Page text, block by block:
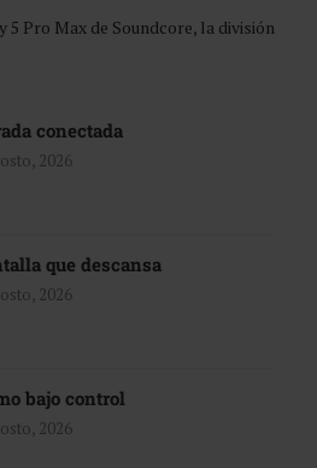
Pro Max de Soundcore, la división
conectada
2026
que descansa
2026
bajo control
2026